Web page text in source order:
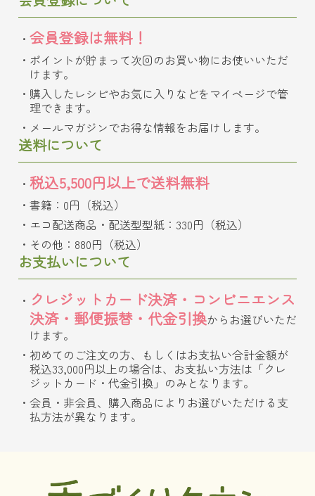
会員登録は無料！
ポイントが貯まって次回のお買い物にお使いいただ
けます。
購入したレシピやお気に入りなどをマイページで管
理できます。
メールマガジンでお得な情報をお届けします。
送料について
税込5,500円以上で送料無料
書籍：0円（税込）
エコ配送商品・配送型型紙：330円（税込）
その他：880円（税込）
お支払いについて
クレジットカード決済・コンビニエンス
決済・郵便振替・代金引換からお選びいただ
けます。
初めてのご注文の方、もしくはお支払い合計金額が
税込33,000円以上の場合は、お支払い方法は「クレ
ジットカード・代金引換」のみとなります。
会員・非会員、購入商品によりお選びいただける支
払方法が異なります。